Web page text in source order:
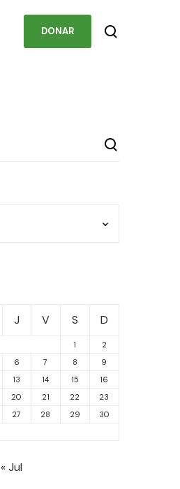
DONAR
J V S D
1
2
6 7 8
9
13 14 15
16
20 21 22
23
27 28 29
30
« Jul